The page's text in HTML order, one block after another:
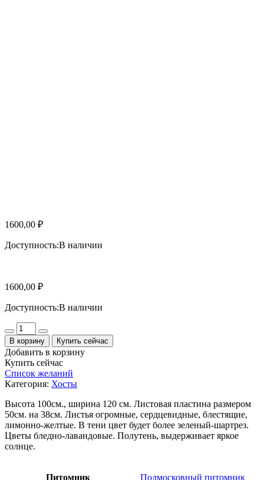
1600,00 ₽
Доступность:В наличии
1600,00 ₽
Доступность:В наличии
Количество
В корзину Купить сейчас
Добавить в корзину
Купить сейчас
Список желаний
Категория: Хосты
Высота 100см., ширина 120 см. Листовая пластина размером
50см. на 38см. Листья огромные, сердцевидные, блестящие,
лимонно-желтые. В тени цвет будет более зеленый-шартрез.
Цветы бледно-лавандовые. Полутень, выдерживает яркое
солнце.
Питомник Подмосковный питомник